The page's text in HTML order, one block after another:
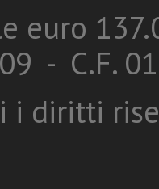
euro
- C.F.
i diritti